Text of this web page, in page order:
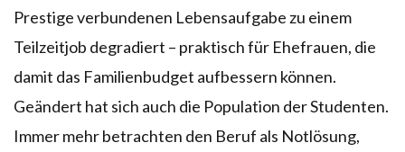
Prestige verbundenen Lebensaufgabe zu einem
Teilzeitjob degradiert – praktisch für Ehefrauen, die
damit das Familienbudget aufbessern können.
Geändert hat sich auch die Population der Studenten.
Immer mehr betrachten den Beruf als Notlösung,